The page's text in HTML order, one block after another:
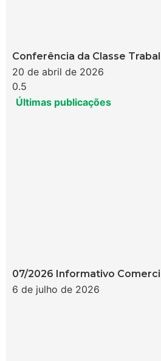
Conferência da Classe
20 de abril de 2026
Últimas publicações
07/2026 Informativo
6 de julho de 2026